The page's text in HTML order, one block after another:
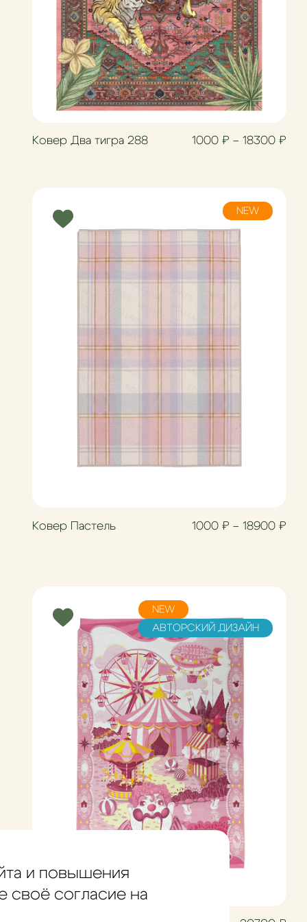
цен: 1000 ₽ – 18900 ₽
Ковер Два тигра 288 1000 ₽ – 18300 ₽
цен: 1500 ₽ – 20700 ₽
Ковер Пастель 1000 ₽ – 18900 ₽
NEW
NEW
АВТОРСКИЙ ДИЗАЙН
и повышения
своё согласие на